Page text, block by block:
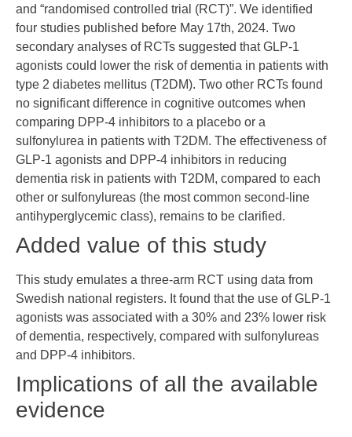
and “randomised controlled trial (RCT)”. We identified
four studies published before May 17th, 2024. Two
secondary analyses of RCTs suggested that GLP-1
agonists could lower the risk of dementia in patients with
type 2 diabetes mellitus (T2DM). Two other RCTs found
no significant difference in cognitive outcomes when
comparing DPP-4 inhibitors to a placebo or a
sulfonylurea in patients with T2DM. The effectiveness of
GLP-1 agonists and DPP-4 inhibitors in reducing
dementia risk in patients with T2DM, compared to each
other or sulfonylureas (the most common second-line
antihyperglycemic class), remains to be clarified.
Added value of this study
This study emulates a three-arm RCT using data from
Swedish national registers. It found that the use of GLP-1
agonists was associated with a 30% and 23% lower risk
of dementia, respectively, compared with sulfonylureas
and DPP-4 inhibitors.
Implications of all the available
evidence